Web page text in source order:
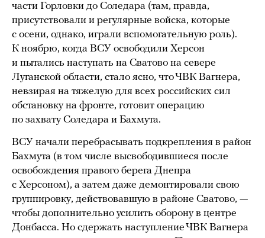
части Горловки до Соледара (там, правда,
присутствовали и регулярные войска, которые
с осени, однако, играли вспомогательную роль).
К ноябрю, когда ВСУ освободили Херсон
и пытались наступать на Сватово на севере
Луганской области, стало ясно, что ЧВК Вагнера,
невзирая на тяжелую для всех российских сил
обстановку на фронте, готовит операцию
по захвату Соледара и Бахмута.
ВСУ начали перебрасывать подкрепления в район
Бахмута (в том числе высвободившиеся после
освобождения правого берега Днепра
с Херсоном), а затем даже демонтировали свою
группировку, действовавшую в районе Сватово, —
чтобы дополнительно усилить оборону в центре
Донбасса. Но сдержать наступление ЧВК Вагнера